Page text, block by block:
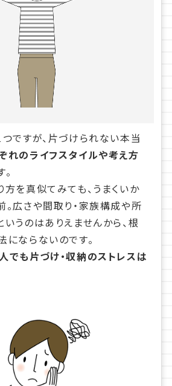
ですが、片づけられない本当
れのライフスタイルや考え方
を真似てみても、うまくいか
。広さや間取り・家族構成や所
うのはありえませんから、根
ならないのです。
でも片づけ・収納のストレスは